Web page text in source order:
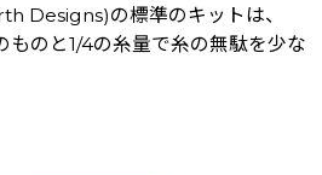
Designs)の標準のキットは、
ものと1/4の糸量で糸の無駄を少な